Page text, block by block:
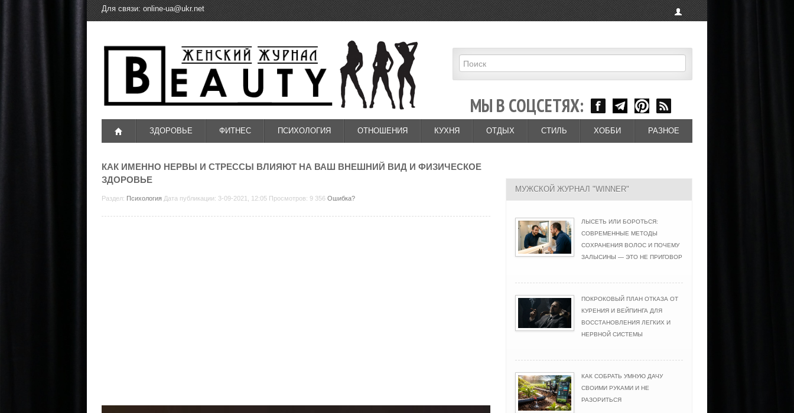
Для связи: online-ua@ukr.net
МЫ В СОЦСЕТЯХ:
ЗДОРОВЬЕ ФИТНЕС ПСИХОЛОГИЯ ОТНОШЕНИЯ КУХНЯ ОТДЫХ СТИЛЬ ХОББИ РАЗНОЕ
КАК ИМЕННО НЕРВЫ И СТРЕССЫ ВЛИЯЮТ НА ВАШ ВНЕШНИЙ ВИД И ФИЗИЧЕСКОЕ
ЗДОРОВЬЕ
Раздел: Психология Дата публикации: 3-09-2021, 12:05 Просмотров: 9 356 Ошибка?
МУЖСКОЙ ЖУРНАЛ "WINNER"
ЛЫСЕТЬ ИЛИ БОРОТЬСЯ:
СОВРЕМЕННЫЕ МЕТОДЫ
СОХРАНЕНИЯ ВОЛОС И ПОЧЕМУ
ЗАЛЫСИНЫ — ЭТО НЕ ПРИГОВОР
ПОКРОКОВЫЙ ПЛАН ОТКАЗА ОТ
КУРЕНИЯ И ВЕЙПИНГА ДЛЯ
ВОССТАНОВЛЕНИЯ ЛЕГКИХ И
НЕРВНОЙ СИСТЕМЫ
КАК СОБРАТЬ УМНУЮ ДАЧУ
СВОИМИ РУКАМИ И НЕ
РАЗОРИТЬСЯ